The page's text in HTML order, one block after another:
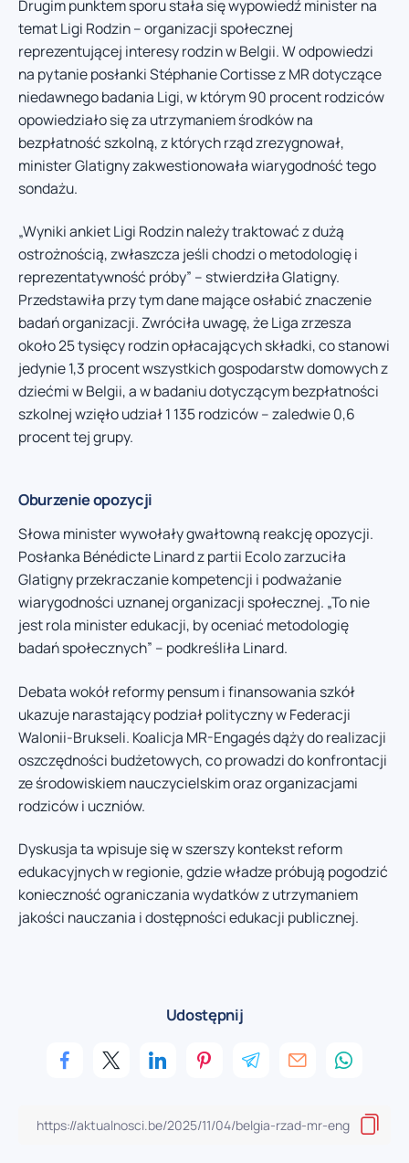
Drugim punktem sporu stała się wypowiedź minister na
temat Ligi Rodzin – organizacji społecznej
reprezentującej interesy rodzin w Belgii. W odpowiedzi
na pytanie posłanki Stéphanie Cortisse z MR dotyczące
niedawnego badania Ligi, w którym 90 procent rodziców
opowiedziało się za utrzymaniem środków na
bezpłatność szkolną, z których rząd zrezygnował,
minister Glatigny zakwestionowała wiarygodność tego
sondażu.
„Wyniki ankiet Ligi Rodzin należy traktować z dużą
ostrożnością, zwłaszcza jeśli chodzi o metodologię i
reprezentatywność próby” – stwierdziła Glatigny.
Przedstawiła przy tym dane mające osłabić znaczenie
badań organizacji. Zwróciła uwagę, że Liga zrzesza
około 25 tysięcy rodzin opłacających składki, co stanowi
jedynie 1,3 procent wszystkich gospodarstw domowych z
dziećmi w Belgii, a w badaniu dotyczącym bezpłatności
szkolnej wzięło udział 1 135 rodziców – zaledwie 0,6
procent tej grupy.
Oburzenie opozycji
Słowa minister wywołały gwałtowną reakcję opozycji.
Posłanka Bénédicte Linard z partii Ecolo zarzuciła
Glatigny przekraczanie kompetencji i podważanie
wiarygodności uznanej organizacji społecznej. „To nie
jest rola minister edukacji, by oceniać metodologię
badań społecznych” – podkreśliła Linard.
Debata wokół reformy pensum i finansowania szkół
ukazuje narastający podział polityczny w Federacji
Walonii-Brukseli. Koalicja MR-Engagés dąży do realizacji
oszczędności budżetowych, co prowadzi do konfrontacji
ze środowiskiem nauczycielskim oraz organizacjami
rodziców i uczniów.
Dyskusja ta wpisuje się w szerszy kontekst reform
edukacyjnych w regionie, gdzie władze próbują pogodzić
konieczność ograniczania wydatków z utrzymaniem
jakości nauczania i dostępności edukacji publicznej.
Udostępnij